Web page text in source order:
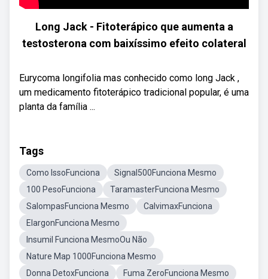
Long Jack - Fitoterápico que aumenta a
testosterona com baixíssimo efeito colateral
Eurycoma longifolia mas conhecido como long Jack ,
um medicamento fitoterápico tradicional popular, é uma
planta da família ...
Tags
Como IssoFunciona
Signal500Funciona Mesmo
100 PesoFunciona
TaramasterFunciona Mesmo
SalompasFunciona Mesmo
CalvimaxFunciona
ElargonFunciona Mesmo
Insumil Funciona MesmoOu Não
Nature Map 1000Funciona Mesmo
Donna DetoxFunciona
Fuma ZeroFunciona Mesmo